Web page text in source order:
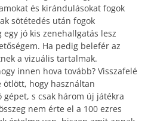
és kirándulásokat fogok
sötétedés után fogok
jó kis zenehallgatás lesz
Ha pedig belefér az
a vizuális tartalmak.
innen hova tovább? Visszafelé
ötlött, hogy használtan
s csak három új játékra
nem érte el a 100 ezres